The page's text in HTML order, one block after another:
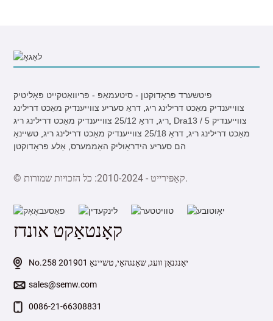
פיטשערד פּראָדוקטן - סיטעמאַפּ - פּריוואַטקייט פּאָליטיק
צווייענדיק מאַכט דרילינג ריג, דראַ סעריע צווייענדיק מאַכט דרילינג
ריג, דראַ 25/12 צווייענדיק מאַכט דרילינג ריג
Dra13 / 5 צווייענדיק
מאַכט דרילינג ריג, דראַ 25/18 צווייענדיק מאַכט דרילינג ריג , טשיינאַ
הם סעריע הידראַוליק האַממערס, אַלע פּראָדוקטן
© קאַפּירייט - 2010-2024: כל הזכויות שמורות.
קאָנטאַקט אונדז
No.258 יאַנגנאַן וועג, שאַנגהאַי, טשיינאַ 201901
sales@semw.com
0086-21-66308831